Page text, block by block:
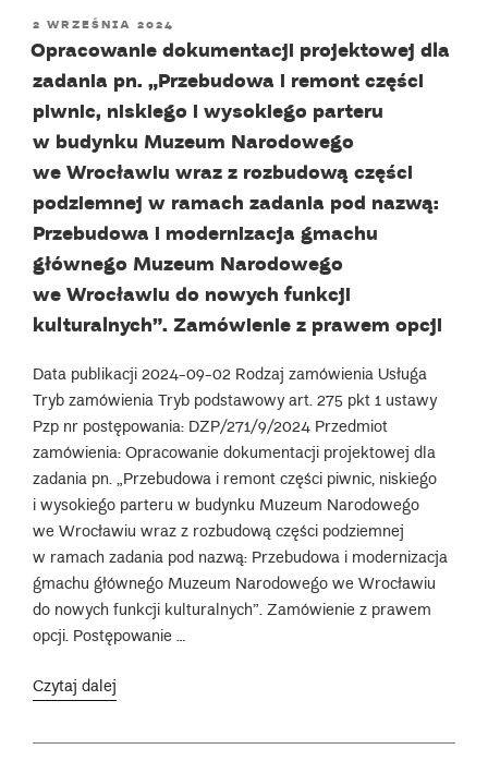
POSTED
ON
2 WRZEŚNIA 2024
Opracowanie dokumentacji projektowej dla
zadania pn. „Przebudowa i remont części
piwnic, niskiego i wysokiego parteru
w budynku Muzeum Narodowego
we Wrocławiu wraz z rozbudową części
podziemnej w ramach zadania pod nazwą:
Przebudowa i modernizacja gmachu
głównego Muzeum Narodowego
we Wrocławiu do nowych funkcji
kulturalnych”. Zamówienie z prawem opcji
Data publikacji 2024-09-02 Rodzaj zamówienia Usługa
Tryb zamówienia Tryb podstawowy art. 275 pkt 1 ustawy
Pzp nr postępowania: DZP/271/9/2024 Przedmiot
zamówienia: Opracowanie dokumentacji projektowej dla
zadania pn. „Przebudowa i remont części piwnic, niskiego
i wysokiego parteru w budynku Muzeum Narodowego
we Wrocławiu wraz z rozbudową części podziemnej
w ramach zadania pod nazwą: Przebudowa i modernizacja
gmachu głównego Muzeum Narodowego we Wrocławiu
do nowych funkcji kulturalnych”. Zamówienie z prawem
opcji. Postępowanie …
Czytaj dalej
projektowej